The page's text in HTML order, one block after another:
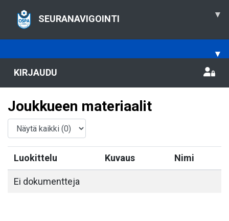
SEURANAVIGOINTI ▾
▾
KIRJAUDU
Joukkueen materiaalit
Luokittelu Kuvaus Nimi
Ei dokumentteja